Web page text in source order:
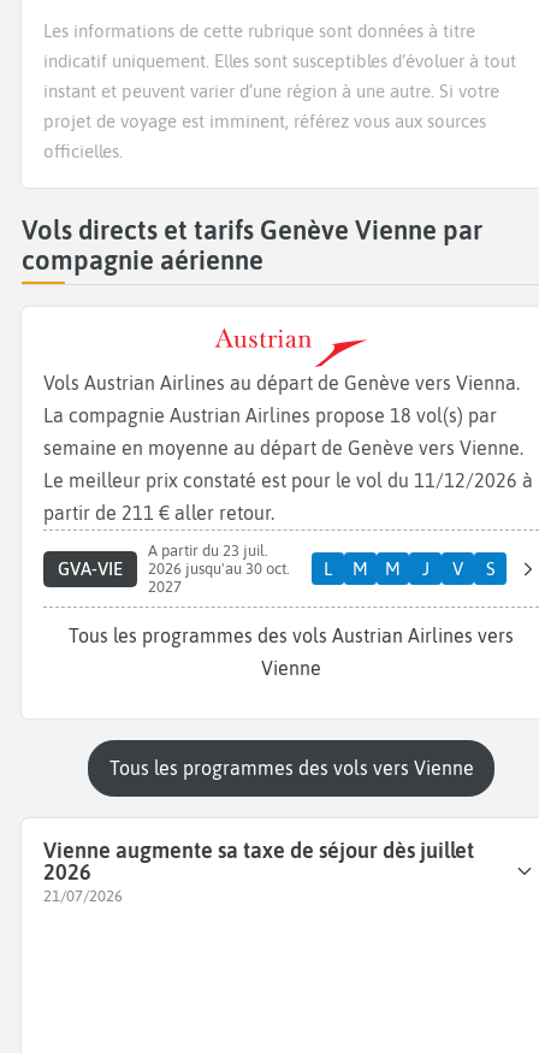
Les informations de cette rubrique sont données à titre
indicatif uniquement. Elles sont susceptibles d’évoluer à tout
instant et peuvent varier d’une région à une autre. Si votre
projet de voyage est imminent, référez vous aux sources
officielles.
Vols directs et tarifs Genève Vienne par
compagnie aérienne
Vols Austrian Airlines au départ de Genève vers Vienna.
La compagnie Austrian Airlines propose 18 vol(s) par
semaine en moyenne au départ de Genève vers Vienne.
Le meilleur prix constaté est pour le vol du 11/12/2026 à
partir de 211 € aller retour.
GVA-VIE
A partir du 23 juil.
2026 jusqu'au 30 oct.
2027
L M M J V S
Tous les programmes des vols Austrian Airlines vers
Vienne
Tous les programmes des vols vers Vienne
Vienne augmente sa taxe de séjour dès juillet
2026
21/07/2026